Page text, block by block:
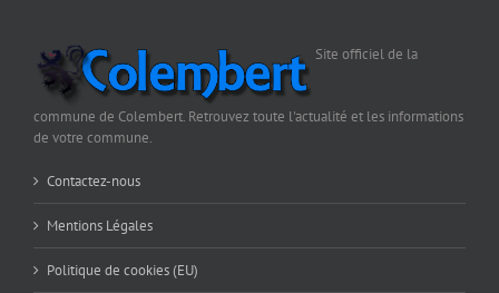
Site officiel de la
commune de Colembert. Retrouvez toute l'actualité et les informations
de votre commune.
Contactez-nous
Mentions Légales
Politique de cookies (EU)